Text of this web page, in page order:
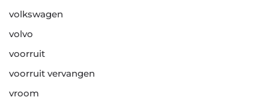
volkswagen
volvo
voorruit
voorruit vervangen
vroom